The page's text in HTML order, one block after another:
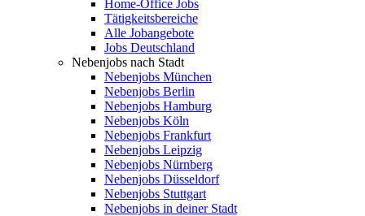
Home-Office Jobs
Tätigkeitsbereiche
Alle Jobangebote
Jobs Deutschland
Nebenjobs nach Stadt
Nebenjobs München
Nebenjobs Berlin
Nebenjobs Hamburg
Nebenjobs Köln
Nebenjobs Frankfurt
Nebenjobs Leipzig
Nebenjobs Nürnberg
Nebenjobs Düsseldorf
Nebenjobs Stuttgart
Nebenjobs in deiner Stadt